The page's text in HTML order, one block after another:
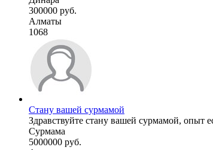
300000 руб.
Алматы
1068
Стану вашей сурмамой
Здравствуйте стану вашей сурмамой, опыт
Сурмама
5000000 руб.